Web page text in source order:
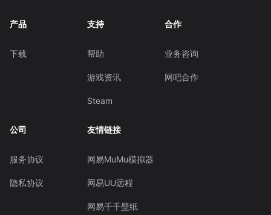
产品
下载
支持
帮助
游戏资讯
Steam
合作
业务咨询
网吧合作
公司
服务协议
隐私协议
友情链接
网易MuMu模拟器
网易UU远程
网易千千壁纸